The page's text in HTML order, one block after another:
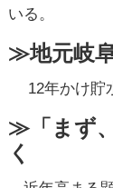
いる。
≫地元岐
12年かけ貯
≫「まず
く